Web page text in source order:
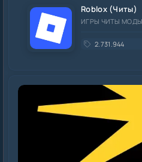
Roblox (Читы)
ИГРЫ ЧИТЫ
2.731.944